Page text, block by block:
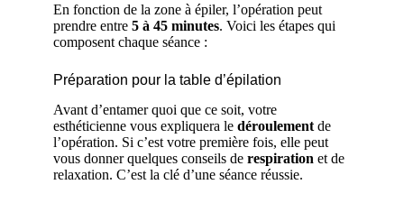
En fonction de la zone à épiler, l’opération peut
prendre entre 5 à 45 minutes. Voici les étapes qui
composent chaque séance :
Préparation pour la table d’épilation
Avant d’entamer quoi que ce soit, votre
esthéticienne vous expliquera le déroulementde
l’opération. Si c’est votre première fois, elle peut
vous donner quelques conseils de respiration et de
relaxation. C’est la clé d’une séance réussie.